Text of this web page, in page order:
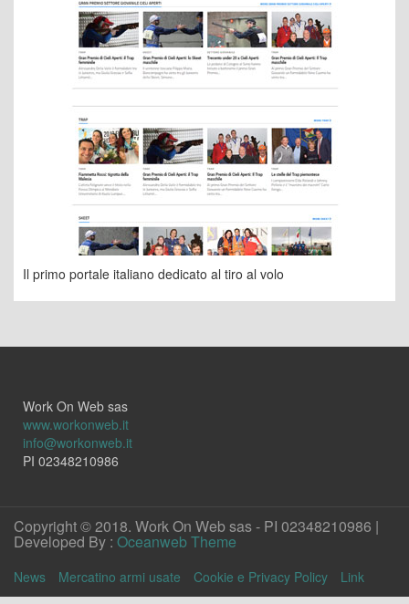
Il primo portale italiano dedicato al tiro al volo
Work On Web sas
www.workonweb.it
info@workonweb.it
PI 02348210986
Copyright © 2018. Work On Web sas - PI 02348210986 |
Developed By : Oceanweb Theme
News Mercatino armi usate Cookie e Privacy Policy Link